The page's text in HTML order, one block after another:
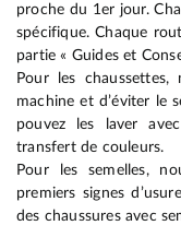
proche du 1er jour.
spécifique. Chaque
partie « Guides et
Pour les
machine et d’éviter le
pouvez les laver
transfert de couleurs.
Pour les semelles,
premiers signes
des chaussures avec